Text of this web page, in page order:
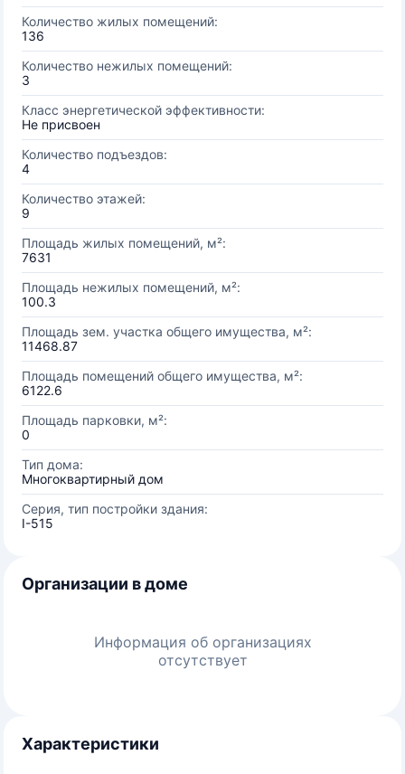
Количество жилых помещений:
136
Количество нежилых помещений:
3
Класс энергетической эффективности:
Не присвоен
Количество подъездов:
4
Количество этажей:
9
Площадь жилых помещений, м²:
7631
Площадь нежилых помещений, м²:
100.3
Площадь зем. участка общего имущества, м²:
11468.87
Площадь помещений общего имущества, м²:
6122.6
Площадь парковки, м²:
0
Тип дома:
Многоквартирный дом
Серия, тип постройки здания:
I-515
Организации в доме
Информация об организациях
отсутствует
Характеристики